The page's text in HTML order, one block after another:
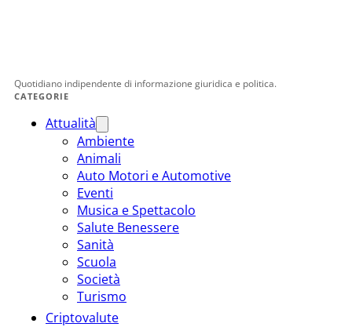
Quotidiano indipendente di informazione giuridica e politica.
CATEGORIE
Attualità
Ambiente
Animali
Auto Motori e Automotive
Eventi
Musica e Spettacolo
Salute Benessere
Sanità
Scuola
Società
Turismo
Criptovalute